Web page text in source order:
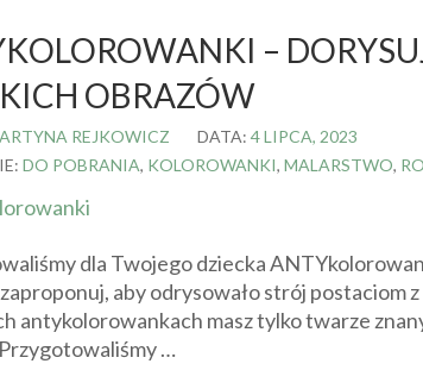
–
OBRAZÓW
REJKOWICZ DATA: 4 LIPCA, 2023
DO POBRANIA, KOLOROWANKI, MALARSTWO,
dla Twojego dziecka
aby odrysowało strój
antykolorowankach masz tylko twarze
…